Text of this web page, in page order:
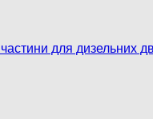
для дизельних